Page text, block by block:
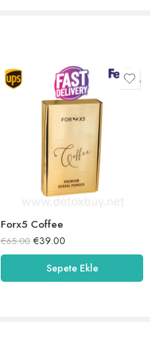
Forx5 Coffee
€65.00 €39.00
Sepete Ekle